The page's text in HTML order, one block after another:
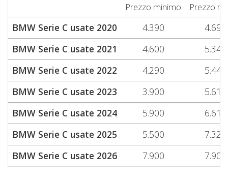
Prezzo minimo Prezzo
BMW Serie C usate 2020 4.390
4.690
BMW Serie C usate 2021
4.600
5.340
BMW Serie C usate 2022
4.290
5.440
BMW Serie C usate 2023
3.900
5.610
BMW Serie C usate 2024
5.900
6.610
BMW Serie C usate 2025
5.500
7.320
BMW Serie C usate 2026
7.900 7.900